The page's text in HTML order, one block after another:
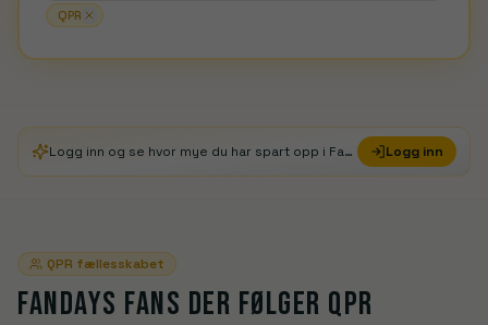
QPR
Logg inn og se hvor mye du har spart opp i FanDays Credits Logg inn
QPR fællesskabet
FANDAYS FANS DER FØLGER QPR